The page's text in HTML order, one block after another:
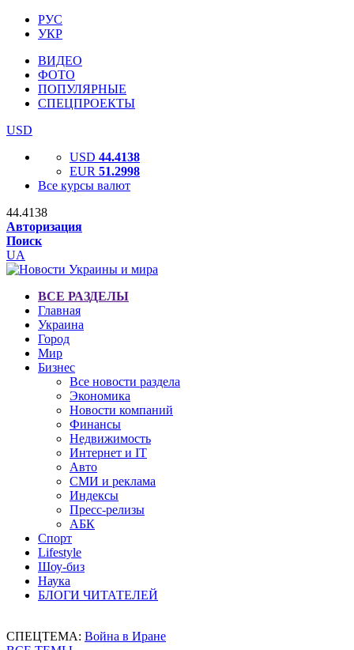
РУС
УКР
ВИДЕО
ФОТО
ПОПУЛЯРНЫЕ
СПЕЦПРОЕКТЫ
USD
USD 44.4138
EUR 51.2998
Все курсы валют
44.4138
Авторизация
Поиск
UA
ВСЕ РАЗДЕЛЫ
Главная
Украина
Город
Мир
Бизнес
Все новости раздела
Экономика
Новости компаний
Финансы
Недвижимость
Интернет и IT
Авто
СМИ и реклама
Индексы
Пресс-релизы
АБК
Спорт
Lifestyle
Шоу-биз
Наука
БЛОГИ ЧИТАТЕЛЕЙ
СПЕЦТЕМА: Война в Иране